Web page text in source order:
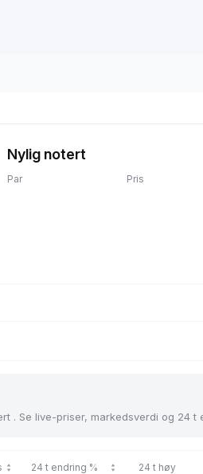
Nylig notert
Par Pris
. Se live-priser, markedsverdi og 24
24 t endring % 24 t høy